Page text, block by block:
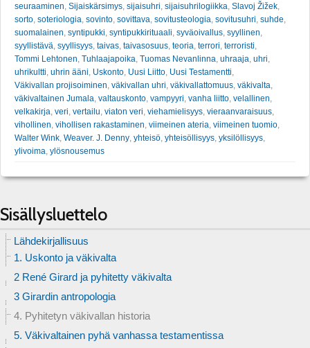
seuraaminen, Sijaiskärsimys, sijaisuhri, sijaisuhrilogiikka, Slavoj Žižek,
sorto, soteriologia, sovinto, sovittava, sovitusteologia, sovitusuhri, suhde,
suomalainen, syntipukki, syntipukkirituaali, syväoivallus, syyllinen,
syyllistävä, syyllisyys, taivas, taivasosuus, teoria, terrori, terroristi,
Tommi Lehtonen, Tuhlaajapoika, Tuomas Nevanlinna, uhraaja, uhri,
uhrikultti, uhrin ääni, Uskonto, Uusi Liitto, Uusi Testamentti,
Väkivallan projisoiminen, väkivallan uhri, väkivallattomuus, väkivalta,
väkivaltainen Jumala, valtauskonto, vampyyri, vanha liitto, velallinen,
velkakirja, veri, vertailu, viaton veri, viehamielisyys, vieraanvaraisuus,
vihollinen, vihollisen rakastaminen, viimeinen ateria, viimeinen tuomio,
Walter Wink, Weaver. J. Denny, yhteisö, yhteisöllisyys, yksilöllisyys,
ylivoima, ylösnousemus
Sisällysluettelo
Lähdekirjallisuus
1. Uskonto ja väkivalta
2 René Girard ja pyhitetty väkivalta
3 Girardin antropologia
4. Pyhitetyn väkivallan historia
5. Väkivaltainen pyhä vanhassa testamentissa